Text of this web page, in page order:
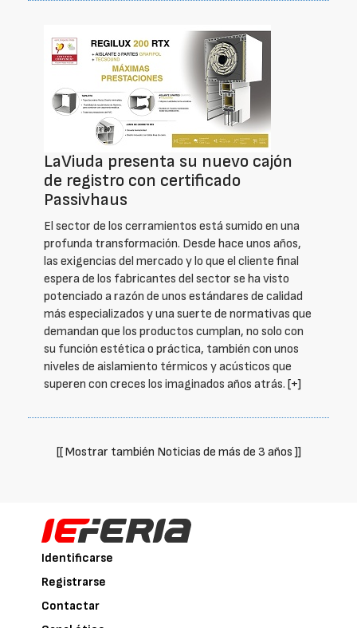
LaViuda presenta su nuevo cajón
de registro con certificado
Passivhaus
El sector de los cerramientos está sumido en una
profunda transformación. Desde hace unos años,
las exigencias del mercado y lo que el cliente final
espera de los fabricantes del sector se ha visto
potenciado a razón de unos estándares de calidad
más especializados y una suerte de normativas que
demandan que los productos cumplan, no solo con
su función estética o práctica, también con unos
niveles de aislamiento térmicos y acústicos que
superen con creces los imaginados años atrás. [+]
[[ Mostrar también Noticias de más de 3 años ]]
Identificarse
Registrarse
Contactar